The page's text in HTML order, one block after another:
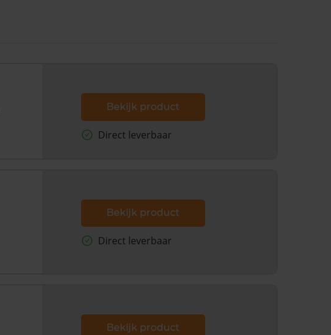
Bekijk product
Direct leverbaar
Bekijk product
Direct leverbaar
Bekijk product